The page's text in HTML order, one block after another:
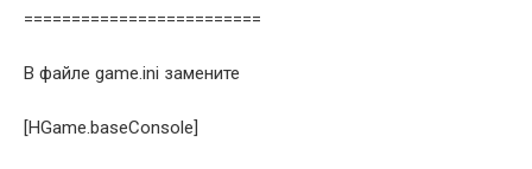
=========================
В файле game.ini замените
[HGame.baseConsole]